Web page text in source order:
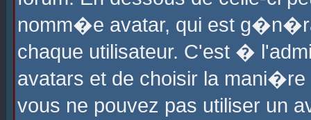
nomm�e avatar, qui est
chaque utilisateur. C'est �
avatars et de choisir la
vous ne pouvez pas utiliser un